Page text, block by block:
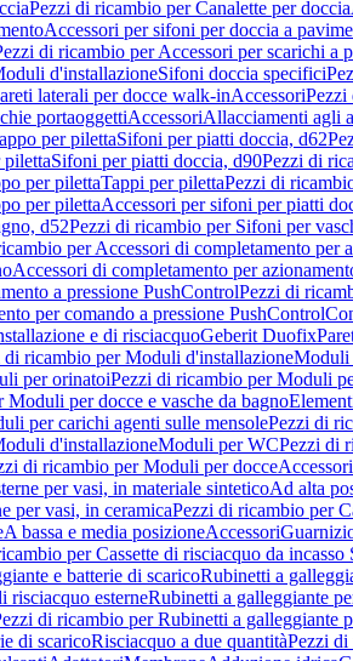
Pezzi di ricambio per Canalette per doccia
Accessori per sifoni per doccia a
di ricambio per Accessori per scarichi a
d'installazioneSifoni doccia specifici
laterali per docce walk-inAccessoriPezzi
portaoggettiAccessoriAllacciamenti agli
per pilettaSifoni per piatti doccia, d62
Sifoni per piatti doccia, d90Pezzi di
per pilettaTappi per pilettaPezzi di
per pilettaAccessori per sifoni per piatti
d52Pezzi di ricambio per Sifoni per
per Accessori di completamento per
Accessori di completamento per
a pressione PushControlPezzi di
per comando a pressione PushControl
e di risciacquoGeberit Duofix
di ricambio per Moduli d'installazioneModuli
per orinatoiPezzi di ricambio per Moduli
Moduli per docce e vasche da bagno
per carichi agenti sulle mensolePezzi di
d'installazioneModuli per WCPezzi di
di ricambio per Moduli per docceAccessori
per vasi, in materiale sinteticoAd alta
per vasi, in ceramicaPezzi di ricambio per
A bassa e media posizioneAccessori
per Cassette di risciacquo da incasso
e batterie di scaricoRubinetti a
risciacquo esterneRubinetti a galleggiante
di ricambio per Rubinetti a galleggiante
di scaricoRisciacquo a due quantitàPezzi di